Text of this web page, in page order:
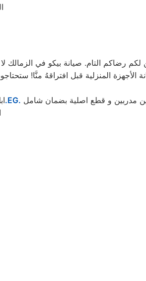
رضاكم التام. صيانة بيكو في الزمالك لا
.EG. مدربين و قطع اصلية بضمان شامل